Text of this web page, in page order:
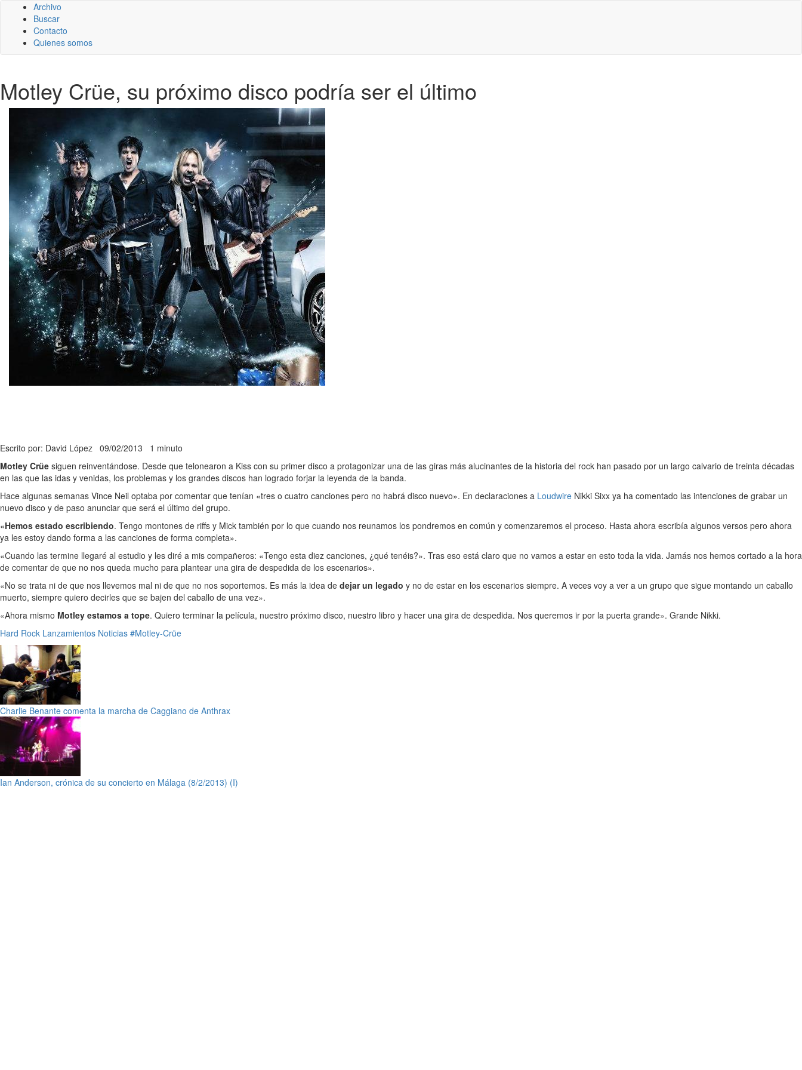
Archivo
Buscar
Contacto
Quienes somos
Motley Crüe, su próximo disco podría ser el último
Escrito por: David López 09/02/2013 1 minuto
Motley Crüe siguen reinventándose. Desde que telonearon a Kiss con su primer disco a protagonizar una de las giras más alucinantes de la historia del rock han pasado por un largo calvario de treinta décadas
en las que las idas y venidas, los problemas y los grandes discos han logrado forjar la leyenda de la banda.
Hace algunas semanas Vince Neil optaba por comentar que tenían «tres o cuatro canciones pero no habrá disco nuevo». En declaraciones a Loudwire Nikki Sixx ya ha comentado las intenciones de grabar un
nuevo disco y de paso anunciar que será el último del grupo.
«Hemos estado escribiendo. Tengo montones de riffs y Mick también por lo que cuando nos reunamos los pondremos en común y comenzaremos el proceso. Hasta ahora escribía algunos versos pero ahora
ya les estoy dando forma a las canciones de forma completa».
«Cuando las termine llegaré al estudio y les diré a mis compañeros: «Tengo esta diez canciones, ¿qué tenéis?». Tras eso está claro que no vamos a estar en esto toda la vida. Jamás nos hemos cortado a la hora
de comentar de que no nos queda mucho para plantear una gira de despedida de los escenarios».
«No se trata ni de que nos llevemos mal ni de que no nos soportemos. Es más la idea de dejar un legado y no de estar en los escenarios siempre. A veces voy a ver a un grupo que sigue montando un caballo
muerto, siempre quiero decirles que se bajen del caballo de una vez».
«Ahora mismo Motley estamos a tope. Quiero terminar la película, nuestro próximo disco, nuestro libro y hacer una gira de despedida. Nos queremos ir por la puerta grande». Grande Nikki.
Hard Rock Lanzamientos Noticias #Motley-Crüe
Charlie Benante comenta la marcha de Caggiano de Anthrax
Ian Anderson, crónica de su concierto en Málaga (8/2/2013) (I)